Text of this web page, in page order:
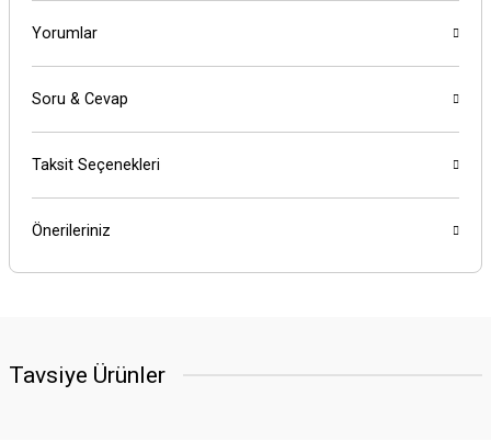
Yorumlar
Soru & Cevap
Taksit Seçenekleri
Önerileriniz
Tavsiye Ürünler